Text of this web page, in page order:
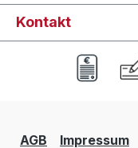
Kontakt
AGB Impressum